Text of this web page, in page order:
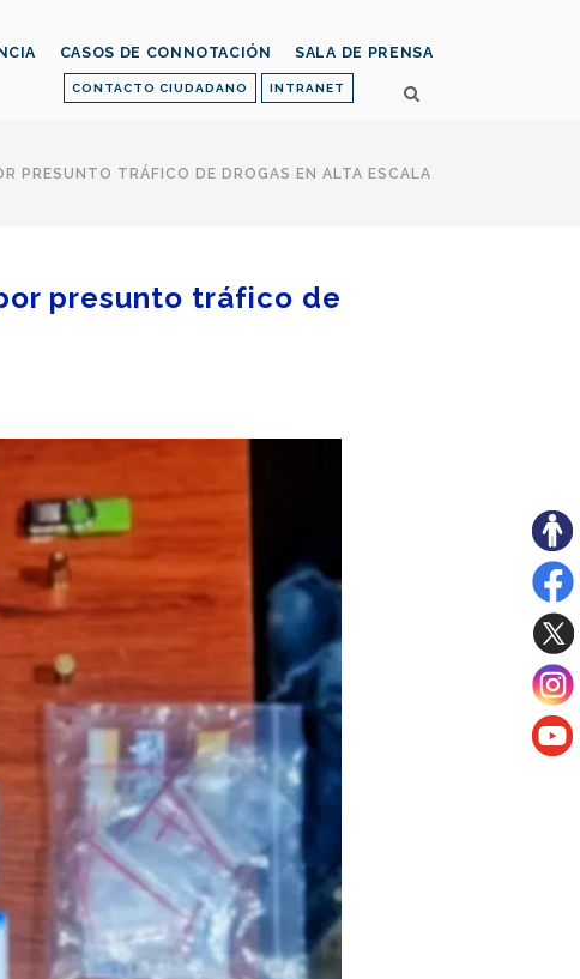
CONTACTO CIUDADANO INTRANET
CASOS DE CONNOTACIÓN SALA DE PRENSA
PRESUNTO TRÁFICO DE DROGAS EN ALTA ESCALA
presunto tráfico de